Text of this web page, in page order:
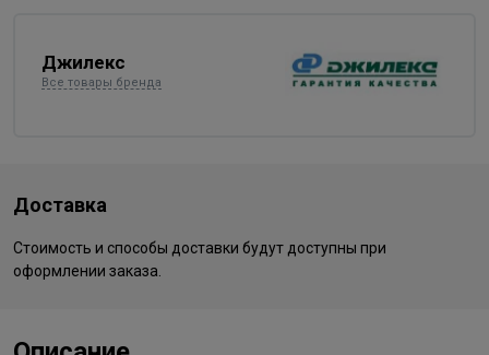
Джилекс
Все товары бренда
Доставка
Стоимость и способы доставки будут доступны при
оформлении заказа.